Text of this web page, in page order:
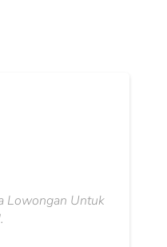
Lowongan Untuk